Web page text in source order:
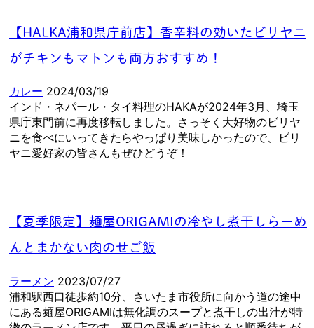
【HALKA浦和県庁前店】香辛料の効いたビリヤニ
がチキンもマトンも両方おすすめ！
カレー 2024/03/19
インド・ネパール・タイ料理のHAKAが2024年3月、埼玉
県庁東門前に再度移転しました。さっそく大好物のビリヤ
ニを食べにいってきたらやっぱり美味しかったので、ビリ
ヤニ愛好家の皆さんもぜひどうぞ！
【夏季限定】麺屋ORIGAMIの冷やし煮干しらーめ
んとまかない肉のせご飯
ラーメン 2023/07/27
浦和駅西口徒歩約10分、さいたま市役所に向かう道の途中
にある麺屋ORIGAMIは無化調のスープと煮干しの出汁が特